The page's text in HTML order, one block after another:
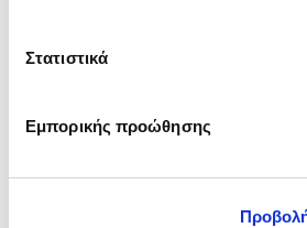
Στατιστικά
Εμπορικής προώθησης
1-4 από 4 προϊόντα